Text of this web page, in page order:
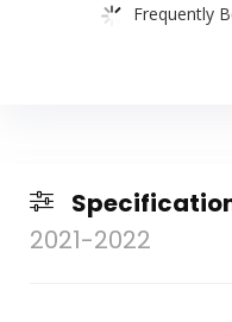
Frequently
2021-2022